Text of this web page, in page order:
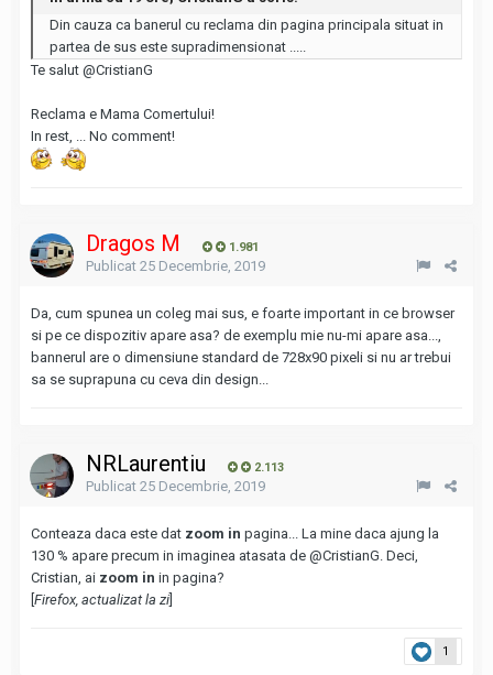
Din cauza ca banerul cu reclama din pagina principala situat in
partea de sus este supradimensionat .....
Te salut @CristianG
Reclama e Mama Comertului!
In rest, ... No comment!
Dragos M 1.981
Publicat 25 Decembrie, 2019
Da, cum spunea un coleg mai sus, e foarte important in ce browser
si pe ce dispozitiv apare asa? de exemplu mie nu-mi apare asa...,
bannerul are o dimensiune standard de 728x90 pixeli si nu ar trebui
sa se suprapuna cu ceva din design...
NRLaurentiu 2.113
Publicat 25 Decembrie, 2019
Conteaza daca este dat zoom in pagina... La mine daca ajung la
130 % apare precum in imaginea atasata de @CristianG . Deci,
Cristian, ai zoom in in pagina?
Firefox, actualizat la zi
1